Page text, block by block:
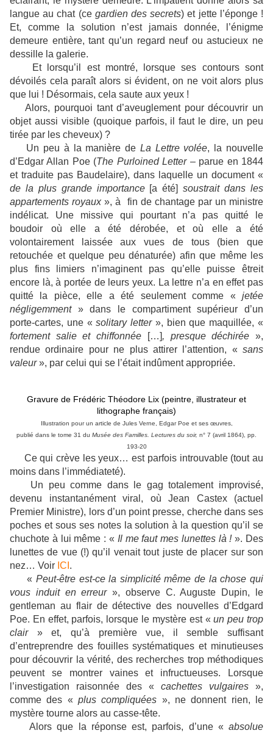
langue au chat (ce gardien des secrets) et jette l’éponge !
Et, comme la solution n’est jamais donnée, l’énigme
demeure entière, tant qu’un regard neuf ou astucieux ne
dessille la galerie.
Et lorsqu’il est montré, lorsque ses contours sont
dévoilés cela paraît alors si évident, on ne voit alors plus
que lui ! Désormais, cela saute aux yeux !
Alors, pourquoi tant d’aveuglement pour découvrir un
objet aussi visible (quoique parfois, il faut le dire, un peu
tirée par les cheveux) ?
Un peu à la manière de La Lettre volée, la nouvelle
d’Edgar Allan Poe (The Purloined Letter– parue en 1844
et traduite pas Baudelaire), dans laquelle un document «
de la plus grande importance[a été]soustrait dans les
appartements royaux», à fin de chantage par un ministre
indélicat. Une missive qui pourtant n’a pas quitté le
boudoir où elle a été dérobée, et où elle a été
volontairement laissée aux vues de tous (bien que
retouchée et quelque peu dénaturée) afin que même les
plus fins limiers n’imaginent pas qu’elle puisse êtreit
encore là, à portée de leurs yeux. La lettre n’a en effet pas
quitté la pièce, elle a été seulement comme « jetée
négligemment» dans le compartiment supérieur d’un
porte-cartes, une «solitary letter», bien que maquillée, «
fortement salie et chiffonnée […], presque déchirée »,
rendue ordinaire pour ne plus attirer l’attention, « sans
valeur», par celui qui se l’était indûment appropriée.
Gravure de Frédéric Théodore Lix (peintre, illustrateur et
lithographe français)
Illustration pour un article de Jules Verne, Edgar Poe et ses œuvres,
publié dans le tome 31 du Musée des Familles. Lectures du soir, n° 7 (avril 1864), pp.
193-20
Ce qui crève les yeux… est parfois introuvable (tout au
moins dans l’immédiateté).
Un peu comme dans le gag totalement improvisé,
devenu instantanément viral, où Jean Castex (actuel
Premier Ministre), lors d’un point presse, cherche dans ses
poches et sous ses notes la solution à la question qu’il se
chuchote à lui même : « Il me faut mes lunettes là !». Des
lunettes de vue (!) qu’il venait tout juste de placer sur son
nez… Voir ICI .
« Peut-être est-ce la simplicité même de la chose qui
vous induit en erreur», observe C. Auguste Dupin, le
gentleman au flair de détective des nouvelles d’Edgard
Poe. En effet, parfois, lorsque le mystère est «un peu trop
clair» et, qu’à première vue, il semble suffisant
d’entreprendre des fouilles systématiques et minutieuses
pour découvrir la vérité, des recherches trop méthodiques
peuvent se montrer vaines et infructueuses. Lorsque
l’investigation raisonnée des « cachettes vulgaires »,
comme des « plus compliquées », ne donnent rien, le
mystère tourne alors au casse-tête.
Alors que la réponse est, parfois, d’une « absolue